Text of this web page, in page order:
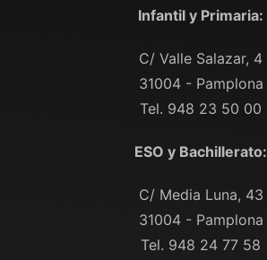
Infantil y Primaria:
C/ Valle Salazar, 4
31004 - Pamplona
Tel. 948 23 50 00
ESO y Bachillerato:
C/ Media Luna, 43
31004 - Pamplona
Tel. 948 24 77 58